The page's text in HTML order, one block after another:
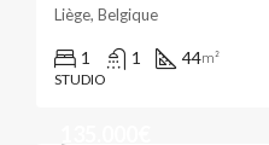
Liège, Belgique
1 1 44m²
STUDIO